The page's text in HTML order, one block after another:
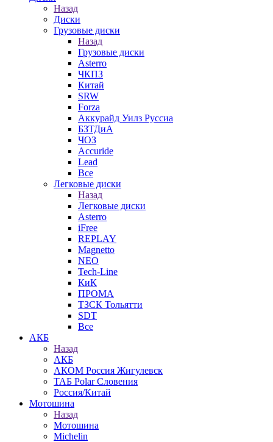
Назад
Диски
Грузовые диски
Назад
Грузовые диски
Asterro
ЧКПЗ
Китай
SRW
Forza
Аккурайд Уилз Руссиа
БЗТДиА
ЧОЗ
Accuride
Lead
Все
Легковые диски
Назад
Легковые диски
Asterro
iFree
REPLAY
Magnetto
NEO
Tech-Line
КиК
ПРОМА
ТЗСК Тольятти
SDT
Все
АКБ
Назад
АКБ
АКОМ Россия Жигулевск
ТАБ Polar Словения
Россия/Китай
Мотошина
Назад
Мотошина
Michelin